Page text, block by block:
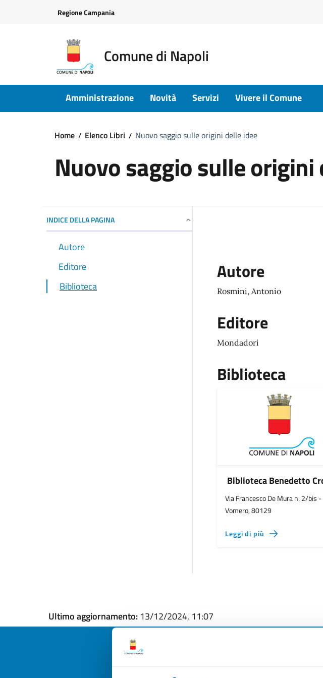
Regione Campania
Comune di Napoli
Amministrazione Novità Servizi Vivere il Comune
Home Elenco Libri Nuovo saggio sulle origini delle idee
Nuovo saggio sulle origini
INDICE DELLA PAGINA
Autore
Editore
Biblioteca
Autore
Rosmini, Antonio
Editore
Mondadori
Biblioteca
Biblioteca Benedetto
Via Francesco De Mura n. 2/bis -
Vomero, 80129
Leggi di più
Ultimo aggiornamento: 13/12/2024, 11:07